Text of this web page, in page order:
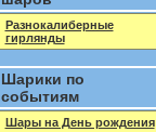
Разнокалиберные
гирлянды
Шарики по
событиям
Шары на День рождения